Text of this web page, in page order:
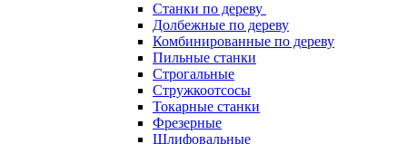
Станки по дереву
Долбежные по дереву
Комбинированные по дереву
Пильные станки
Строгальные
Стружкоотсосы
Токарные станки
Фрезерные
Шлифовальные